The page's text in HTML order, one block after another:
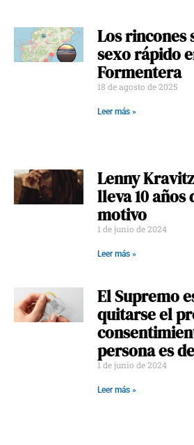
Los rincones
sexo rápido
Formentera
18 de agosto de 2025
Leer más »
Lenny
lleva 10
motivo
1 de junio de 2024
Leer más »
El Supremo
quitarse el
persona es
1 de junio de 2024
Leer más »